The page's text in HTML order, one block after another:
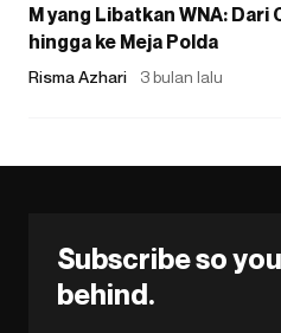
M yang Libatkan WNA: Dari
hingga ke Meja Polda
Risma Azhari 3 bulan lalu
Subscribe so
behind.